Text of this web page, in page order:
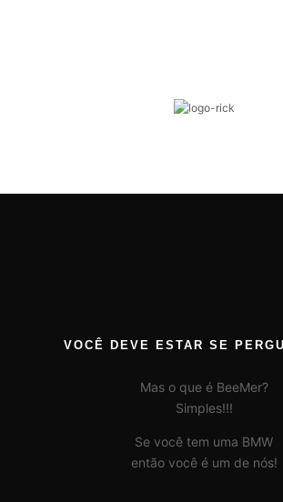
VOCÊ DEVE ESTAR SE
Mas o que é BeeMer?
Simples!!!
Se você tem uma BMW
então você é um de nós!